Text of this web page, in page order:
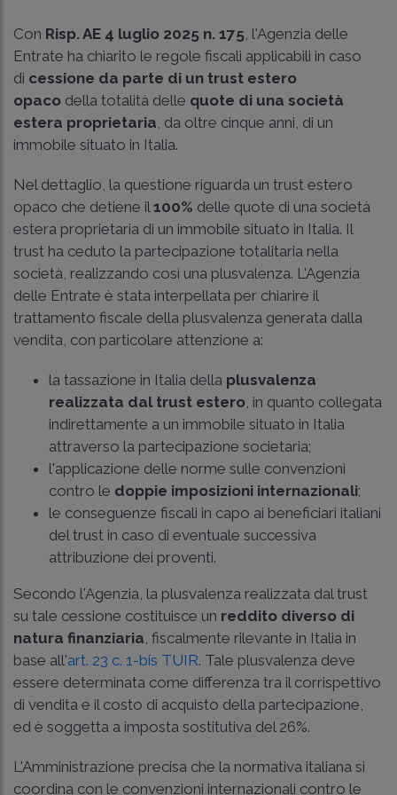
Con Risp. AE 4 luglio 2025 n. 175 , l'Agenzia delle
Entrate ha chiarito le regole fiscali applicabili in caso
di cessione da parte di un trust estero
opaco della totalità delle quote di una società
estera proprietaria , da oltre cinque anni, di un
immobile situato in Italia.
Nel dettaglio, la questione riguarda un trust estero
opaco che detiene il 100% delle quote di una società
estera proprietaria di un immobile situato in Italia. Il
trust ha ceduto la partecipazione totalitaria nella
società, realizzando così una plusvalenza. L'Agenzia
delle Entrate è stata interpellata per chiarire il
trattamento fiscale della plusvalenza generata dalla
vendita, con particolare attenzione a:
la tassazione in Italia della plusvalenza
realizzata dal trust estero , in quanto collegata
indirettamente a un immobile situato in Italia
attraverso la partecipazione societaria;
l'applicazione delle norme sulle convenzioni
contro le doppie imposizioni internazionali;
le conseguenze fiscali in capo ai beneficiari italiani
del trust in caso di eventuale successiva
attribuzione dei proventi.
Secondo l'Agenzia, la plusvalenza realizzata dal trust
su tale cessione costituisce un reddito diverso di
natura finanziaria , fiscalmente rilevante in Italia in
base all'art. 23 c. 1-bis TUIR. Tale plusvalenza deve
essere determinata come differenza tra il corrispettivo
di vendita e il costo di acquisto della partecipazione,
ed è soggetta a imposta sostitutiva del 26%.
L'Amministrazione precisa che la normativa italiana si
coordina con le convenzioni internazionali contro le